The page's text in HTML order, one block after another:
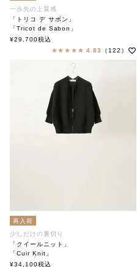
一歩先の上質感
「トリコ デ サボン」
「Tricot de Sabon」
soutiencollar（ステンカラー）
¥29,700税込
4.83
（122）
再入荷
少しだけの裏切り
「クイールニット」
「Cuir Knit」
soutiencollar（ステンカラー）
¥34,100税込